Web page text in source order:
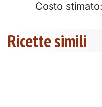
Costo stimato:
Ricette simili